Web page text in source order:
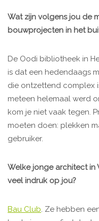
Wat zijn volgens jou de
bouwprojecten in het
De Oodi bibliotheek in
is dat een hedendaags
die ontzettend complex
meteen helemaal werd
kom je niet vaak tegen.
moeten doen: plekken
gebruiker.
Welke jonge architect in
veel indruk op jou?
Bau Club. Ze hebben